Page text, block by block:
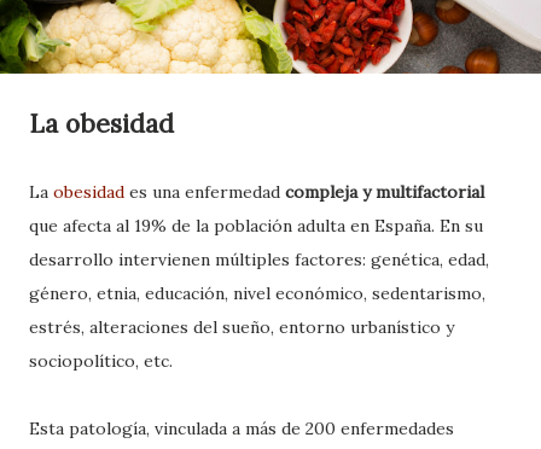
La obesidad
La obesidad es una enfermedad compleja y multifactorial
que afecta al 19% de la población adulta en España. En su
desarrollo intervienen múltiples factores: genética, edad,
género, etnia, educación, nivel económico, sedentarismo,
estrés, alteraciones del sueño, entorno urbanístico y
sociopolítico, etc.
Esta patología, vinculada a más de 200 enfermedades